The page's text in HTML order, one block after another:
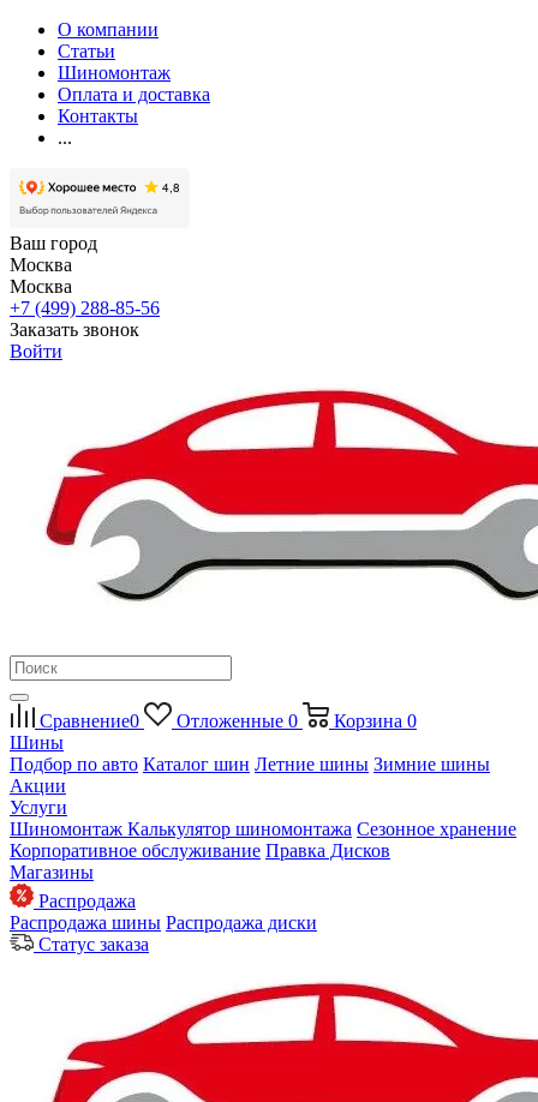
О компании
Статьи
Шиномонтаж
Оплата и доставка
Контакты
...
Ваш город
Москва
Москва
+7 (499) 288-85-56
Заказать звонок
Войти
Сравнение0 Отложенные 0 Корзина 0
Шины
Подбор по авто Каталог шин Летние шины Зимние шины
Акции
Услуги
Шиномонтаж Калькулятор шиномонтажа Сезонное хранение
Корпоративное обслуживание Правка Дисков
Магазины
Распродажа
Распродажа шины Распродажа диски
Статус заказа